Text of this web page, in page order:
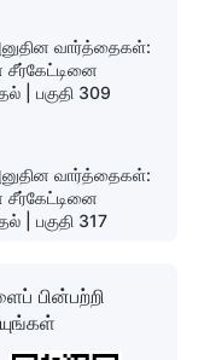
வார்த்தைகள்:
சீர்கேட்டினை
| பகுதி 309
வார்த்தைகள்:
சீர்கேட்டினை
| பகுதி 317
வார்த்தைகள்:
| பகுதி 318
பின்பற்றி